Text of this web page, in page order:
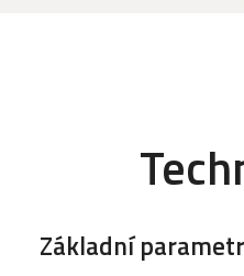
Základní